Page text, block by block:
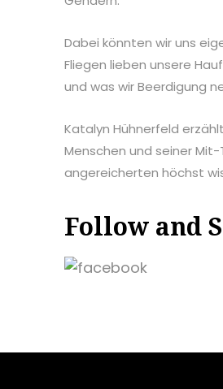
Dabei könnten wir uns
Fliegen lieben unsere
und was wir Beerdigung
Katalyn Hühnerfeld
Menschen und seiner
angereicherten höchst
Follow and